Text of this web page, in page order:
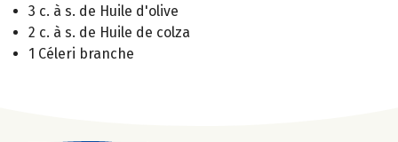
3 c. à s. de Huile d'olive
2 c. à s. de Huile de colza
1 Céleri branche